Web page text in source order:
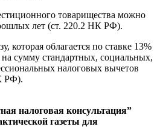
товарищества можно
лет (ст. 220.2 НК РФ).
которая облагается по ставке 13%
сумму стандартных, социальных,
налоговых вычетов
РФ).
налоговая консультация”
газеты для